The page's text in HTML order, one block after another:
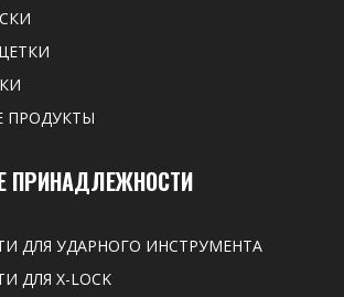
ПРОДУКТЫ
ПРИНАДЛЕЖНОСТИ
ДЛЯ УДАРНОГО ИНСТРУМЕНТА
ДЛЯ X-LOCK